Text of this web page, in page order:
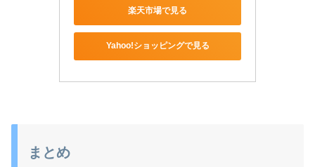
楽天市場で見る
Yahoo!ショッピングで見る
まとめ